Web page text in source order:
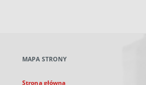
karcie
MAPA STRONY
Strona główna